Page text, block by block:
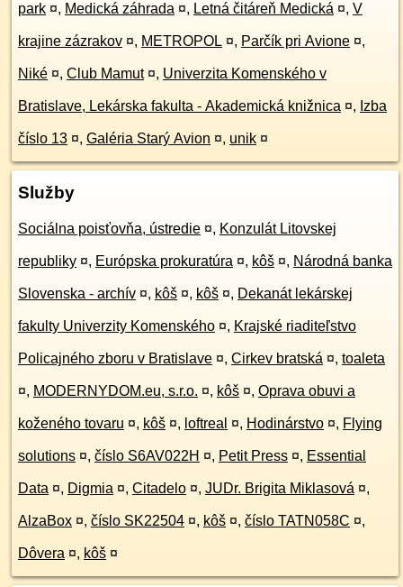
park ¤, Medická záhrada ¤, Letná čitáreň Medická ¤, V
krajine zázrakov ¤, METROPOL ¤, Parčík pri Avione ¤,
Niké ¤, Club Mamut ¤, Univerzita Komenského v
Bratislave, Lekárska fakulta - Akademická knižnica ¤, Izba
číslo 13 ¤, Galéria Starý Avion ¤, unik ¤
Služby
Sociálna poisťovňa, ústredie ¤, Konzulát Litovskej
republiky ¤, Európska prokuratúra ¤, kôš ¤, Národná banka
Slovenska - archív ¤, kôš ¤, kôš ¤, Dekanát lekárskej
fakulty Univerzity Komenského ¤, Krajské riaditeľstvo
Policajného zboru v Bratislave ¤, Cirkev bratská ¤, toaleta
¤, MODERNYDOM.eu, s.r.o. ¤, kôš ¤, Oprava obuvi a
koženého tovaru ¤, kôš ¤, loftreal ¤, Hodinárstvo ¤, Flying
solutions ¤, číslo S6AV022H ¤, Petit Press ¤, Essential
Data ¤, Digmia ¤, Citadelo ¤, JUDr. Brigita Miklasová ¤,
AlzaBox ¤, číslo SK22504 ¤, kôš ¤, číslo TATN058C ¤,
Dôvera ¤, kôš ¤